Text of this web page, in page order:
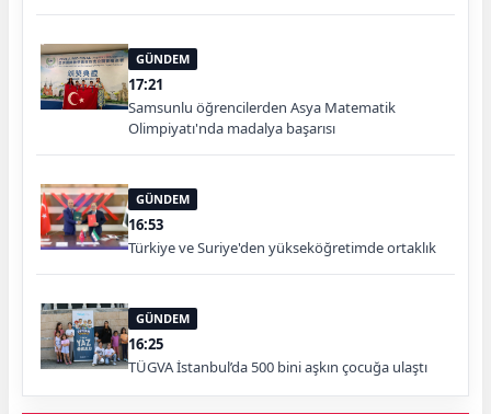
GÜNDEM
17:21
Samsunlu öğrencilerden Asya Matematik
Olimpiyatı'nda madalya başarısı
GÜNDEM
16:53
Türkiye ve Suriye'den yükseköğretimde ortaklık
GÜNDEM
16:25
TÜGVA İstanbul’da 500 bini aşkın çocuğa ulaştı